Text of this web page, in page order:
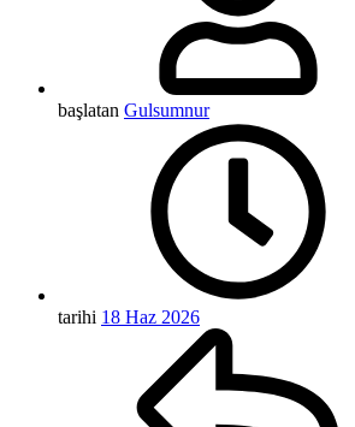
başlatan Gulsumnur
tarihi 18 Haz 2026